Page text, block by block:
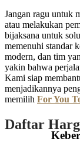
Jangan ragu untuk
atau melakukan
bijaksana untuk
memenuhi standar
modern, dan tim
yakin bahwa
Kami siap
menjadikannya
memilih For You
Daftar